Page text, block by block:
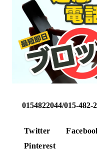
0154822044/015-
Twitter
Pinterest